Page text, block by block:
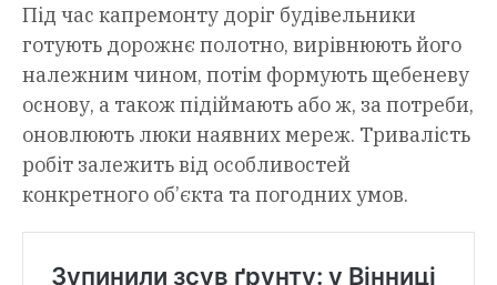
Під час капремонту доріг будівельники
готують дорожнє полотно, вирівнюють його
належним чином, потім формують щебеневу
основу, а також підіймають або ж, за потреби,
оновлюють люки наявних мереж. Тривалість
робіт залежить від особливостей
конкретного об’єкта та погодних умов.